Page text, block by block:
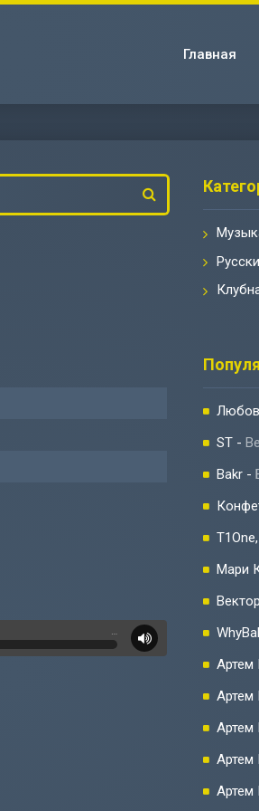
Главная
…
ST -
Bakr -
Мари
Артем
Артем
Артем
Артем
Артем